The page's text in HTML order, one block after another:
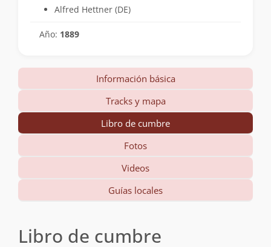
Alfred Hettner (DE)
Año: 1889
Información básica
Tracks y mapa
Libro de cumbre
Fotos
Videos
Guías locales
Libro de cumbre